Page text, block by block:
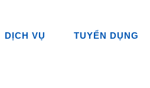
DỊCH VỤ TUYỂN DỤNG